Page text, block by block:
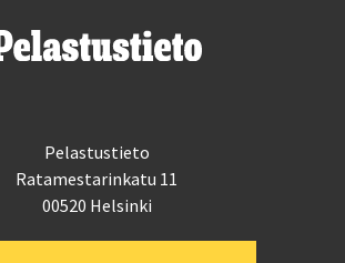
Pelastustieto
Ratamestarinkatu 11
00520 Helsinki